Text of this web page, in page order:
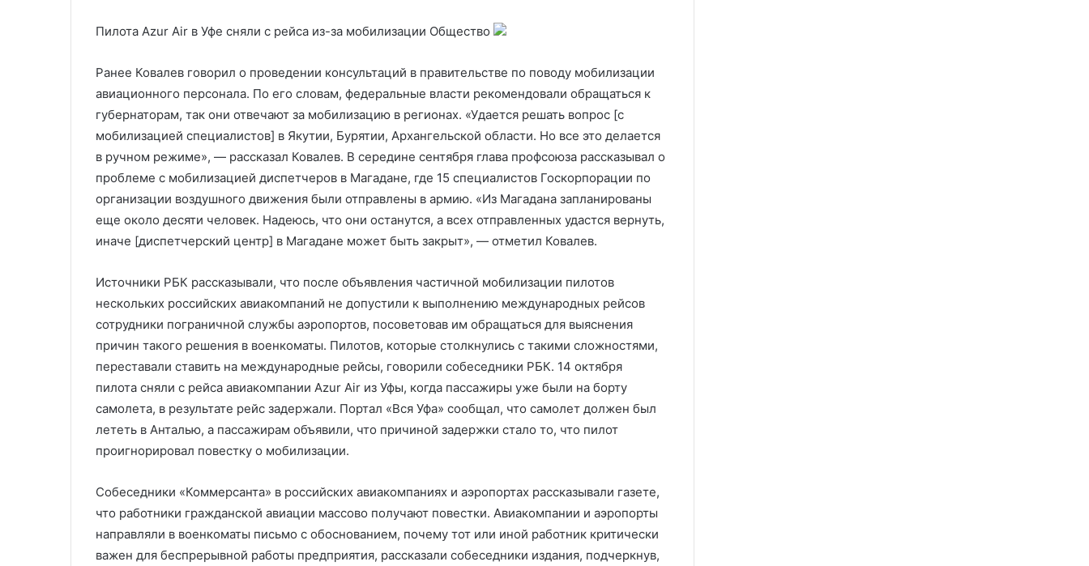
Пилота Azur Air в Уфе сняли с рейса из-за мобилизации Общество
Ранее Ковалев говорил о проведении консультаций в правительстве по поводу мобилизации
авиационного персонала. По его словам, федеральные власти рекомендовали обращаться к
губернаторам, так они отвечают за мобилизацию в регионах. «Удается решать вопрос [с
мобилизацией специалистов] в Якутии, Бурятии, Архангельской области. Но все это делается
в ручном режиме», — рассказал Ковалев. В середине сентября глава профсоюза рассказывал о
проблеме с мобилизацией диспетчеров в Магадане, где 15 специалистов Госкорпорации по
организации воздушного движения были отправлены в армию. «Из Магадана запланированы
еще около десяти человек. Надеюсь, что они останутся, а всех отправленных удастся вернуть,
иначе [диспетчерский центр] в Магадане может быть закрыт», — отметил Ковалев.
Источники РБК рассказывали, что после объявления частичной мобилизации пилотов
нескольких российских авиакомпаний не допустили к выполнению международных рейсов
сотрудники пограничной службы аэропортов, посоветовав им обращаться для выяснения
причин такого решения в военкоматы. Пилотов, которые столкнулись с такими сложностями,
переставали ставить на международные рейсы, говорили собеседники РБК. 14 октября
пилота сняли с рейса авиакомпании Azur Air из Уфы, когда пассажиры уже были на борту
самолета, в результате рейс задержали. Портал «Вся Уфа» сообщал, что самолет должен был
лететь в Анталью, а пассажирам объявили, что причиной задержки стало то, что пилот
проигнорировал повестку о мобилизации.
Собеседники «Коммерсанта» в российских авиакомпаниях и аэропортах рассказывали газете,
что работники гражданской авиации массово получают повестки. Авиакомпании и аэропорты
направляли в военкоматы письмо с обоснованием, почему тот или иной работник критически
важен для беспрерывной работы предприятия, рассказали собеседники издания, подчеркнув,